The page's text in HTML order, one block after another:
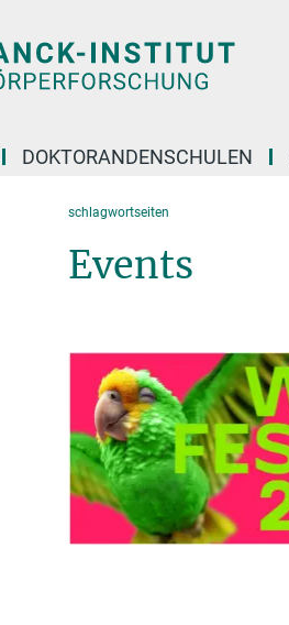
DOKTORANDENSCHULEN
schlagwortseiten
Events